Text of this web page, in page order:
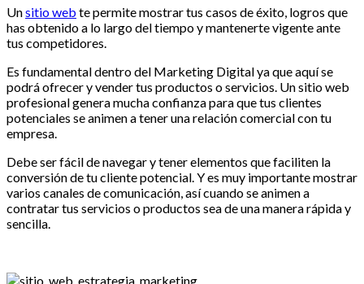
Unsitio web te permite mostrar tus casos de éxito, logros que
has obtenido a lo largo del tiempo y mantenerte vigente ante
tus competidores.
Es fundamental dentro del Marketing Digital ya que aquí se
podrá ofrecer y vender tus productos o servicios. Un sitio web
profesional genera mucha confianza para que tus clientes
potenciales se animen a tener una relación comercial con tu
empresa.
Debe ser fácil de navegar y tener elementos que faciliten la
conversión de tu cliente potencial. Y es muy importante mostrar
varios canales de comunicación, así cuando se animen a
contratar tus servicios o productos sea de una manera rápida y
sencilla.